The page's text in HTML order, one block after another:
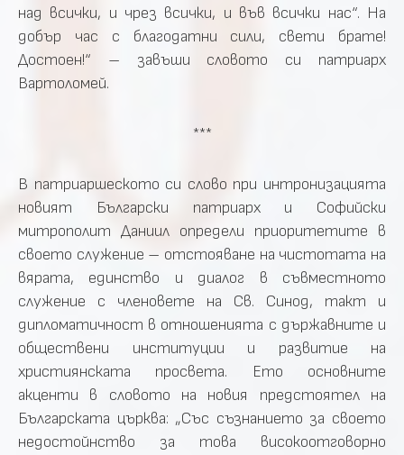
над всички, и чрез всички, и във всички нас“. На
добър час с благодатни сили, свети брате!
Достоен!“ – завъши словото си патриарх
Вартоломей.
***
В патриаршеското си слово при интронизацията
новият Български патриарх и Софийски
митрополит Даниил определи приоритетите в
своето служение – отстояване на чистотата на
вярата, единство и диалог в съвместното
служение с членовете на Св. Синод, такт и
дипломатичност в отношенията с държавните и
обществени институции и развитие на
християнската просвета. Ето основните
акценти в словото на новия предстоятел на
Българската църква: „Със съзнанието за своето
недостойнство за това високоотговорно